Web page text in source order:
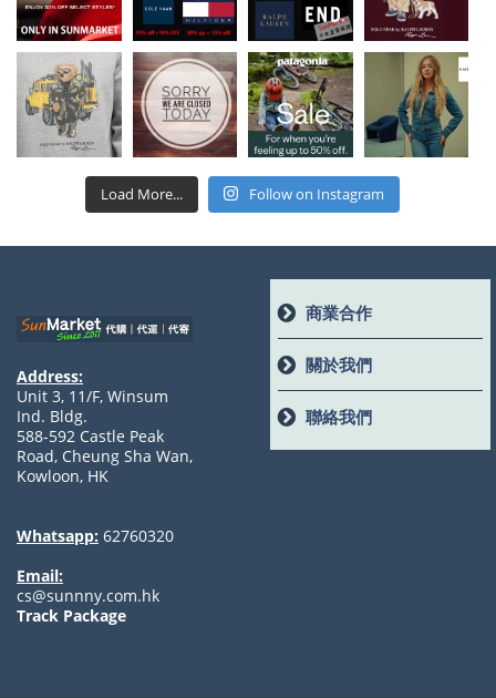
Load More... Follow on Instagram
Address:
Unit 3, 11/F, Winsum
Ind. Bldg.
588-592 Castle Peak
Road, Cheung Sha Wan,
Kowloon, HK
Whatsapp: 62760320
Email:
cs@sunnny.com.hk
Track Package
商業合作
關於我們
聯絡我們